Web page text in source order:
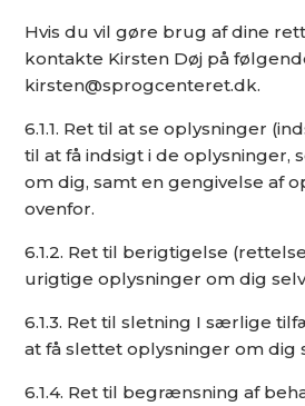
Hvis du vil gøre brug af dine
kontakte Kirsten Døj på
kirsten@sprogcenteret.dk.
6.1.1. Ret til at se oplysninger
til at få indsigt i de oplysninger,
om dig, samt en gengivelse af
ovenfor.
6.1.2. Ret til berigtigelse
urigtige oplysninger om dig
6.1.3. Ret til sletning I særlige
at få slettet oplysninger om dig
6.1.4. Ret til begrænsning af